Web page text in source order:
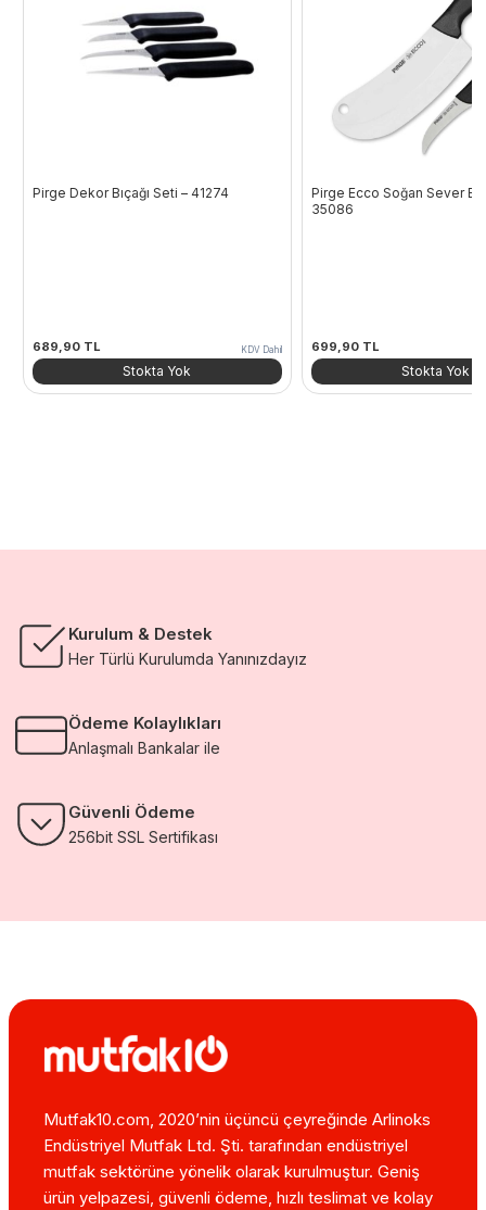
Pirge Dekor Bıçağı Seti – 41274
689,90 TL KDV Dahil
Stokta Yok
Pirge Ecco Soğan Sever
35086
699,90 TL
Stokta Yok
Kurulum & Destek
Her Türlü Kurulumda Yanınızdayız
Ödeme Kolaylıkları
Anlaşmalı Bankalar ile
Güvenli Ödeme
256bit SSL Sertifikası
Mutfak10.com, 2020’nin üçüncü çeyreğinde Arlinoks
Endüstriyel Mutfak Ltd. Şti. tarafından endüstriyel
mutfak sektörüne yönelik olarak kurulmuştur. Geniş
ürün yelpazesi, güvenli ödeme, hızlı teslimat ve kolay